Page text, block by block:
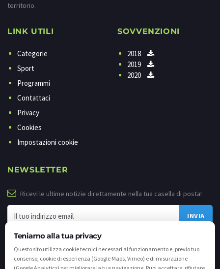
Teniamo alla tua privacy
Questo sito utilizza cookie tecnici necessari al funzionamento e, previo tuo
consenso, cookie di esperienza (Google Maps, Vimeo) e di misurazione
territorio.
LINK UTILI
Categorie
Sport
Programmi
Contattaci
Privacy
Cookies
Impostazioni cookie
SOVVENZIONI
2018
2019
2020
NEWSLETTER
Ricevi le ultime notizie direttamente nella tua casella di posta!